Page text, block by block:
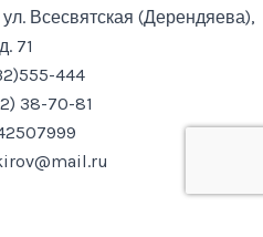
Всесвятская (Дерендяева),
д. 71
444
38-70-81